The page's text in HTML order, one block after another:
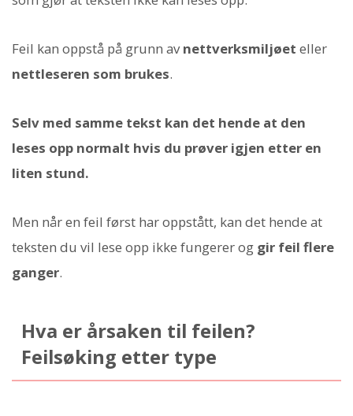
Feil kan oppstå på grunn avnettverksmiljøet eller
nettleseren som brukes.
Selv med samme tekst kan det hende at den
leses opp normalt hvis du prøver igjen etter en
liten stund.
Men når en feil først har oppstått, kan det hende at
teksten du vil lese opp ikke fungerer og gir feil flere
ganger.
Hva er årsaken til feilen?
Feilsøking etter type